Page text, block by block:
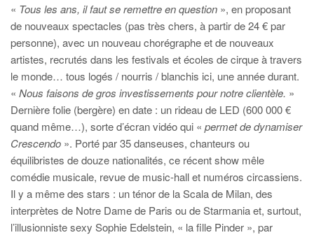
« Tous les ans, il faut se remettre en question », en proposant
de nouveaux spectacles (pas très chers, à partir de 24 € par
personne), avec un nouveau chorégraphe et de nouveaux
artistes, recrutés dans les festivals et écoles de cirque à travers
le monde… tous logés / nourris / blanchis ici, une année durant.
« Nous faisons de gros investissements pour notre clientèle. »
Dernière folie (bergère) en date : un rideau de LED (600 000 €
quand même…), sorte d’écran vidéo qui « permet de dynamiser
Crescendo ». Porté par 35 danseuses, chanteurs ou
équilibristes de douze nationalités, ce récent show mêle
comédie musicale, revue de music-hall et numéros circassiens.
Il y a même des stars : un ténor de la Scala de Milan, des
interprètes de Notre Dame de Paris ou de Starmania et, surtout,
l’illusionniste sexy Sophie Edelstein, « la fille Pinder », par